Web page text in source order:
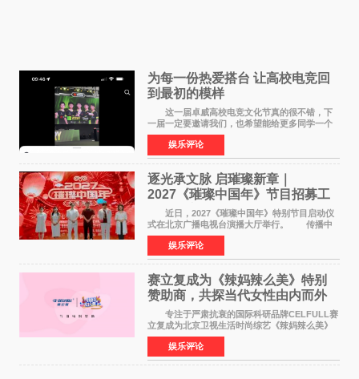
为每一份热爱搭台 让高校电竞回
到最初的模样
这一届卓威高校电竞文化节真的很不错，下
一届一定要邀请我们，也希望能给更多同学一个
来到现场的机会。 2026卓威高校电竞文化节
已经落下帷幕，在活动结束后，仍有不少高校电
竞社负责人和现
娱乐评论
逐光承文脉 启璀璨新章｜
2027《璀璨中国年》节目招募工
作圆满启动
近日，2027《璀璨中国年》特别节目启动仪
式在北京广播电视台演播大厅举行。 传播中
华优秀传统文化，弘扬纯正国风艺术，打造高规
格、高质感、正能量的文艺盛典，是璀璨中国年
矢志不渝的初心
娱乐评论
赛立复成为《辣妈辣么美》特别
赞助商，共探当代女性由内而外
活力美
专注于严肃抗衰的国际科研品牌CELFULL赛
立复成为北京卫视生活时尚综艺《辣妈辣么美》
的特别赞助商,明星辣妈袁咏仪倾情参与，向广大
都市女性传递健康生活新主张，寄语当代女性在
家庭与自我之间
娱乐评论